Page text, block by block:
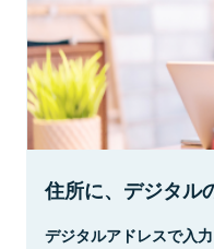
住所に、デジタル
デジタルアドレスで入